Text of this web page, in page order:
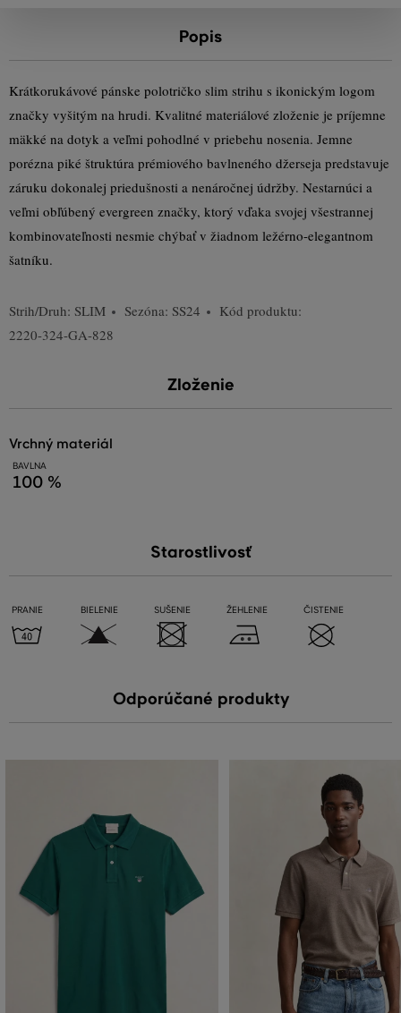
Popis
Krátkorukávové pánske polotričko slim strihu s ikonickým logom
značky vyšitým na hrudi. Kvalitné materiálové zloženie je príjemne
mäkké na dotyk a veľmi pohodlné v priebehu nosenia. Jemne
porézna piké štruktúra prémiového bavlneného džerseja predstavuje
záruku dokonalej priedušnosti a nenáročnej údržby. Nestarnúci a
veľmi obľúbený evergreen značky, ktorý vďaka svojej všestrannej
kombinovateľnosti nesmie chýbať v žiadnom ležérno-elegantnom
šatníku.
Strih/Druh: SLIM Sezóna: SS24
Kód produktu:
2220-324-GA-828
Zloženie
vrchný materiál
BAVLNA
100 %
Starostlivosť
PRANIE BIELENIE SUŠENIE ŽEHLENIE ČISTENIE
Odporúčané produkty